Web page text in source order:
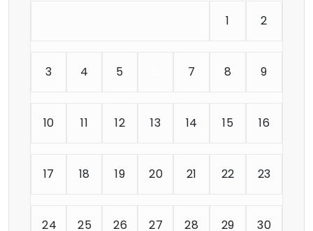
1 2
3 4 5 7 8 9
10 11 12 13 14 15 16
17 18 19 20 21 22 23
24 25 26 27 28 29 30